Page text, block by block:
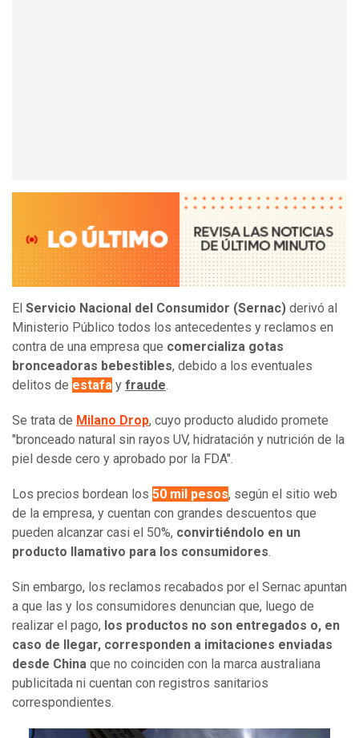
El Servicio Nacional del Consumidor (Sernac) derivó al
Ministerio Público todos los antecedentes y reclamos en
contra de una empresa que comercializa gotas
bronceadoras bebestibles, debido a los eventuales
delitos de estafa y fraude.
Se trata de Milano Drop, cuyo producto aludido promete
"bronceado natural sin rayos UV, hidratación y nutrición de la
piel desde cero y aprobado por la FDA".
Los precios bordean los 50 mil pesos, según el sitio web
de la empresa, y cuentan con grandes descuentos que
pueden alcanzar casi el 50%, convirtiéndolo en un
producto llamativo para los consumidores.
Sin embargo, los reclamos recabados por el Sernac apuntan
a que las y los consumidores denuncian que, luego de
realizar el pago, los productos no son entregados o, en
caso de llegar, corresponden a imitaciones enviadas
desde China que no coinciden con la marca australiana
publicitada ni cuentan con registros sanitarios
correspondientes.